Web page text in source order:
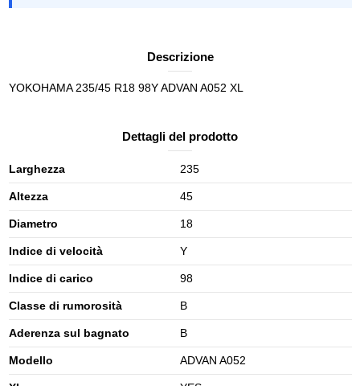
Descrizione
YOKOHAMA 235/45 R18 98Y ADVAN A052 XL
Dettagli del prodotto
Larghezza 235
Altezza 45
Diametro 18
Indice di velocità Y
Indice di carico 98
Classe di rumorosità B
Aderenza sul bagnato B
Modello ADVAN A052